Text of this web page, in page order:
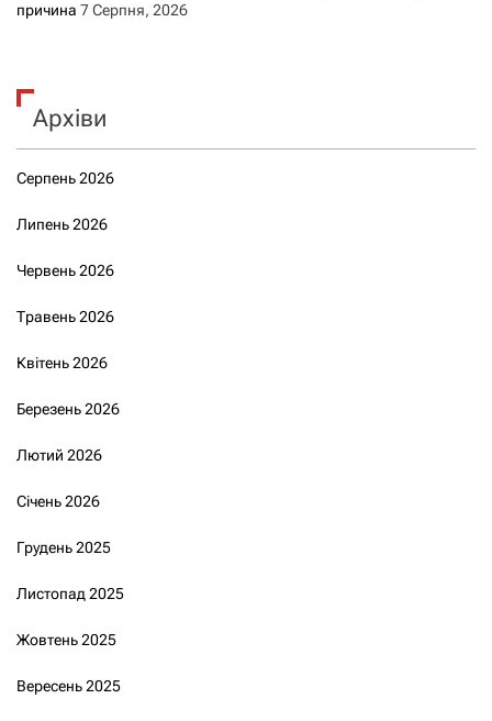
причина 7 Серпня, 2026
Архіви
Серпень 2026
Липень 2026
Червень 2026
Травень 2026
Квітень 2026
Березень 2026
Лютий 2026
Січень 2026
Грудень 2025
Листопад 2025
Жовтень 2025
Вересень 2025